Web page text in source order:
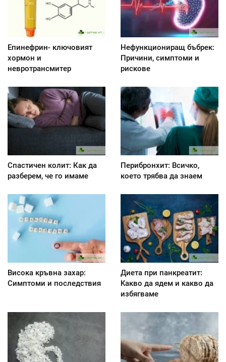
Епинефрин- ключовият
хормон и
невротрансмитер
Нефункциониращ бъбрек:
Причини, симптоми и
рискове
Спастичен колит: Как да
разберем, че го имаме
Перибронхит: Всичко,
което трябва да знаем
Висока кръвна захар:
Симптоми и последствия
Диета при панкреатит:
Kакво да ядем и какво да
избягваме